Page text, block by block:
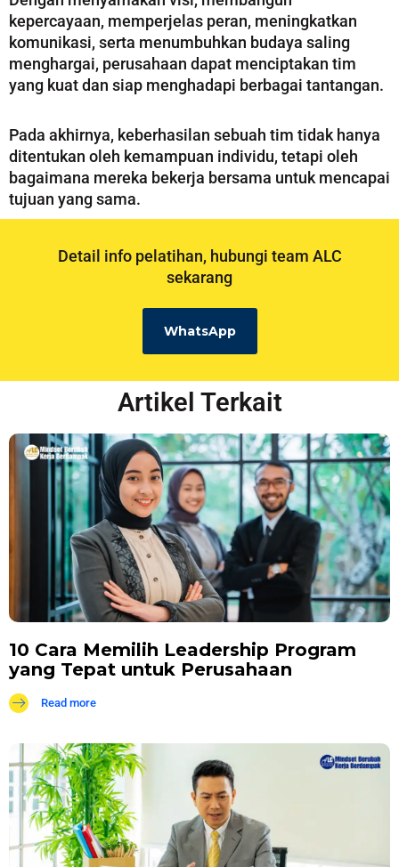
kepercayaan, memperjelas peran, meningkatkan
komunikasi, serta menumbuhkan budaya saling
menghargai, perusahaan dapat menciptakan tim
yang kuat dan siap menghadapi berbagai tantangan.
Pada akhirnya, keberhasilan sebuah tim tidak hanya
ditentukan oleh kemampuan individu, tetapi oleh
bagaimana mereka bekerja bersama untuk mencapai
tujuan yang sama.
Detail info pelatihan, hubungi team ALC
sekarang
WhatsApp
Artikel Terkait
10 Cara Memilih Leadership Program
yang Tepat untuk Perusahaan
Read more